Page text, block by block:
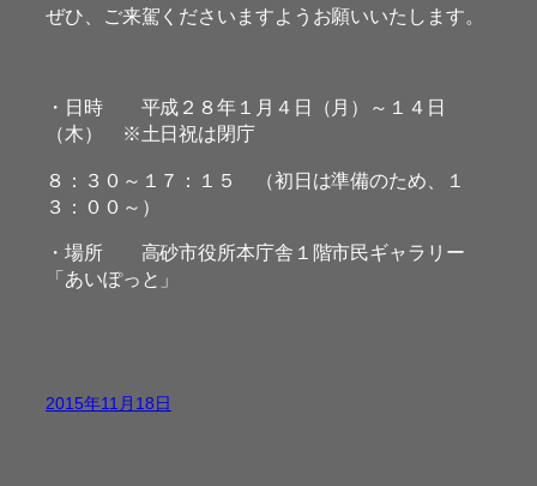
ぜひ、ご来駕くださいますようお願いいたします。
・日時 平成２８年１月４日（月）～１４日
（木） ※土日祝は閉庁
８：３０～１７：１５ （初日は準備のため、１
３：００～）
・場所 高砂市役所本庁舎１階市民ギャラリー
「あいぽっと」
2015年11月18日